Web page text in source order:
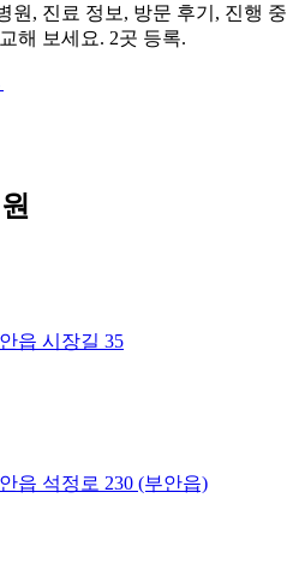
원, 진료 정보, 방문 후기, 진행 중
해 보세요. 2곳 등록.
읍 시장길 35
읍 석정로 230 (부안읍)